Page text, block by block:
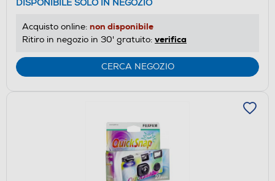
DISPONIBILE SOLO IN NEGOZIO
Acquisto online: non disponibile
Ritiro in negozio in 30' gratuito: verifica
CERCA NEGOZIO